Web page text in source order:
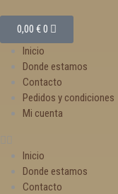
0,00 €0
Inicio
Donde estamos
Contacto
Pedidos y condiciones
Mi cuenta
Inicio
Donde estamos
Contacto